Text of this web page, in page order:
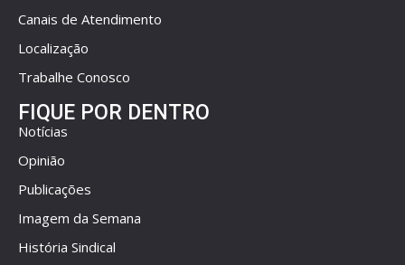
Canais de Atendimento
Localização
Trabalhe Conosco
FIQUE POR DENTRO
Notícias
Opinião
Publicações
Imagem da Semana
História Sindical